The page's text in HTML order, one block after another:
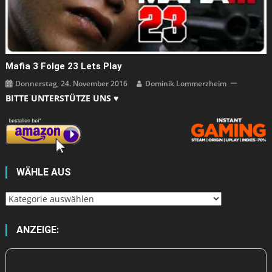
Mafia 3 Folge 23 Lets Play
Donnerstag, 24. November 2016 Dominik Lommerzheim
BITTE UNTERSTÜTZE UNS ♥
WÄHLE AUS
Wähle
ANZEIGE: